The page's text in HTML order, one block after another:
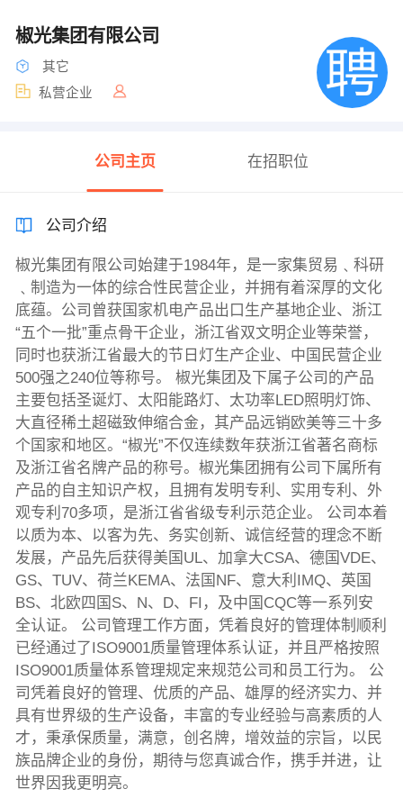
椒光集团有限公司
其它
私营企业
公司主页 在招职位
公司介绍
椒光集团有限公司始建于1984年，是一家集贸易﹑科研
﹑制造为一体的综合性民营企业，并拥有着深厚的文化
底蕴。公司曾获国家机电产品出口生产基地企业、浙江
“五个一批”重点骨干企业，浙江省双文明企业等荣誉，
同时也获浙江省最大的节日灯生产企业、中国民营企业
500强之240位等称号。 椒光集团及下属子公司的产品
主要包括圣诞灯、太阳能路灯、太功率LED照明灯饰、
大直径稀土超磁致伸缩合金，其产品远销欧美等三十多
个国家和地区。“椒光”不仅连续数年获浙江省著名商标
及浙江省名牌产品的称号。椒光集团拥有公司下属所有
产品的自主知识产权，且拥有发明专利、实用专利、外
观专利70多项，是浙江省省级专利示范企业。 公司本着
以质为本、以客为先、务实创新、诚信经营的理念不断
发展，产品先后获得美国UL、加拿大CSA、德国VDE、
GS、TUV、荷兰KEMA、法国NF、意大利IMQ、英国
BS、北欧四国S、N、D、FI，及中国CQC等一系列安
全认证。 公司管理工作方面，凭着良好的管理体制顺利
已经通过了ISO9001质量管理体系认证，并且严格按照
ISO9001质量体系管理规定来规范公司和员工行为。 公
司凭着良好的管理、优质的产品、雄厚的经济实力、并
具有世界级的生产设备，丰富的专业经验与高素质的人
才，秉承保质量，满意，创名牌，增效益的宗旨，以民
族品牌企业的身份，期待与您真诚合作，携手并进，让
世界因我更明亮。